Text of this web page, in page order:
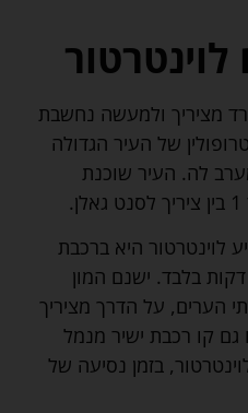
מציריך ולמעשה נחשבת
של העיר הגדולה
לה. העיר שוכנת
לוינטרטור היא ברכבת
בזמן נסיעה של 25 דקות בלבד. ישנם המון
הערים, על הדרך מציריך
קו רכבת ישיר מנמל
בזמן נסיעה של